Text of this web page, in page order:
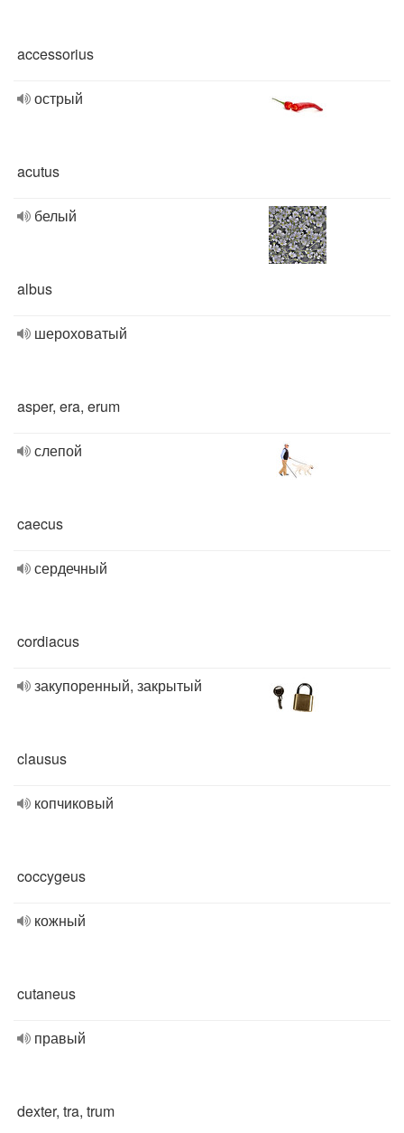
accessorius
острый
acutus
белый
albus
шероховатый
asper, era, erum
слепой
caecus
сердечный
cordiacus
закупоренный, закрытый
clausus
копчиковый
coccygeus
кожный
cutaneus
правый
dexter, tra, trum